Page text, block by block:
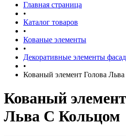
Главная страница
•
Каталог товаров
•
Кованые элементы
•
Декоративные элементы
•
Кованый элемент Голова
Кованый
Льва С Кольцом